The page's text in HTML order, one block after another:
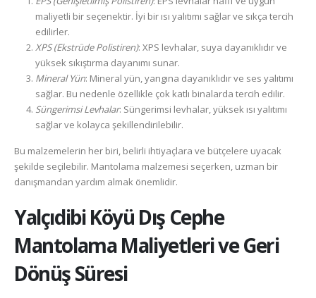
maliyetli bir seçenektir. İyi bir ısı yalıtımı sağlar ve sıkça tercih
edilirler.
XPS (Ekstrüde Polistiren): XPS levhalar, suya dayanıklıdır ve
yüksek sıkıştırma dayanımı sunar.
Mineral Yün: Mineral yün, yangına dayanıklıdır ve ses yalıtımı
sağlar. Bu nedenle özellikle çok katlı binalarda tercih edilir.
Süngerimsi Levhalar: Süngerimsi levhalar, yüksek ısı yalıtımı
sağlar ve kolayca şekillendirilebilir.
Bu malzemelerin her biri, belirli ihtiyaçlara ve bütçelere uyacak
şekilde seçilebilir. Mantolama malzemesi seçerken, uzman bir
danışmandan yardım almak önemlidir.
Yalçıdibi Köyü Dış Cephe
Mantolama Maliyetleri ve Geri
Dönüş Süresi